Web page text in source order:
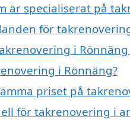
är specialiserat på
för
i
i Rönnäng?
priset på
för takrenovering i